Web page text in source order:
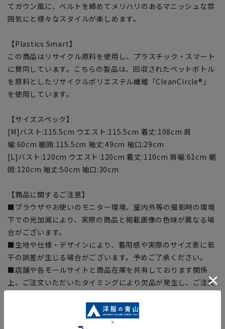
てガウン風に、ベルトを締めてメリハリのあるマニッシュな雰
囲気にと様々なスタイルが楽しめます。
【Plastics Smart】
この商品はリサイクル原料を使用し、プラスチック・スマート
に賛同しています。こちらの製品は、回収されたペットボトル
を原料としたリサイクルポリエステル繊維「CleanCircle®」
を使用しています。
【サイズスペック】
[M]バスト:115.5cm ウエスト:115.5cm 着丈:108cm 肩
幅:60cm 裾囲:115.5cm 袖丈:49cm 袖口:29cm
[L]バスト:120cm ウエスト:120cm 着丈:110cm 肩幅:61cm 裾
囲:120cm 袖丈:50cm 袖口:30cm
【商品に関するご注意】
■ブラウザやお使いのモニター環境、室内外等の撮影時の環境
下での光加減により、実際の商品と掲載画像の色味が異なる場
合がございます。
■生地や仕様・デザインにより、着用感や実際のサイズ表に若
干の誤差が生じる場合がございます。予めご了承ください。
■店舗や各モールサイトと商品在庫を共有しております関係
上、ご注文いただいたタイミングにより欠品が発生し、ご注文
急ぎ発送のご注文につきましても、ご注文のタイミングによっ
てはお急ぎ発送サービスを選択できない場合がございます。)